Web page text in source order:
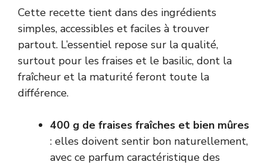
Cette recette tient dans des ingrédients
simples, accessibles et faciles à trouver
partout. L’essentiel repose sur la qualité,
surtout pour les fraises et le basilic, dont la
fraîcheur et la maturité feront toute la
différence.
400 g de fraises fraîches et bien mûres
: elles doivent sentir bon naturellement,
avec ce parfum caractéristique des